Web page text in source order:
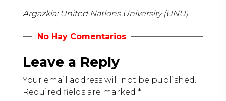
Argazkia: United Nations University (UNU)
No Hay Comentarios
Leave a Reply
Your email address will not be published.
Required fields are marked *